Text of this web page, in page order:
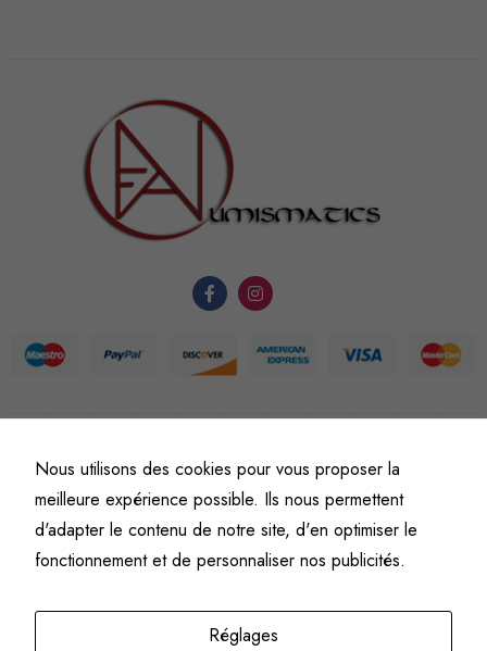
©Fine art numismatics– Tous droits réservés.
Politique de confidentialité
Conditions générales de vente et d’utilisation
Mentions légales
Nous utilisons des cookies pour vous proposer la
meilleure expérience possible. Ils nous permettent
d'adapter le contenu de notre site, d'en optimiser le
fonctionnement et de personnaliser nos publicités.
Réglages
du site Web.
Afin que
nous
améliorer la
et la
site Web, en
fonction de
l'usage qu'il